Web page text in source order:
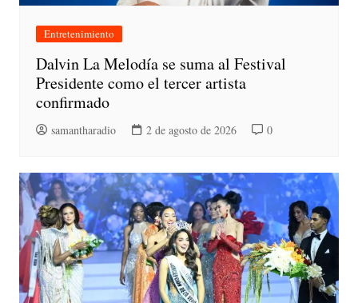
Entretenimiento
Dalvin La Melodía se suma al Festival
Presidente como el tercer artista
confirmado
samantharadio 2 de agosto de 2026 0